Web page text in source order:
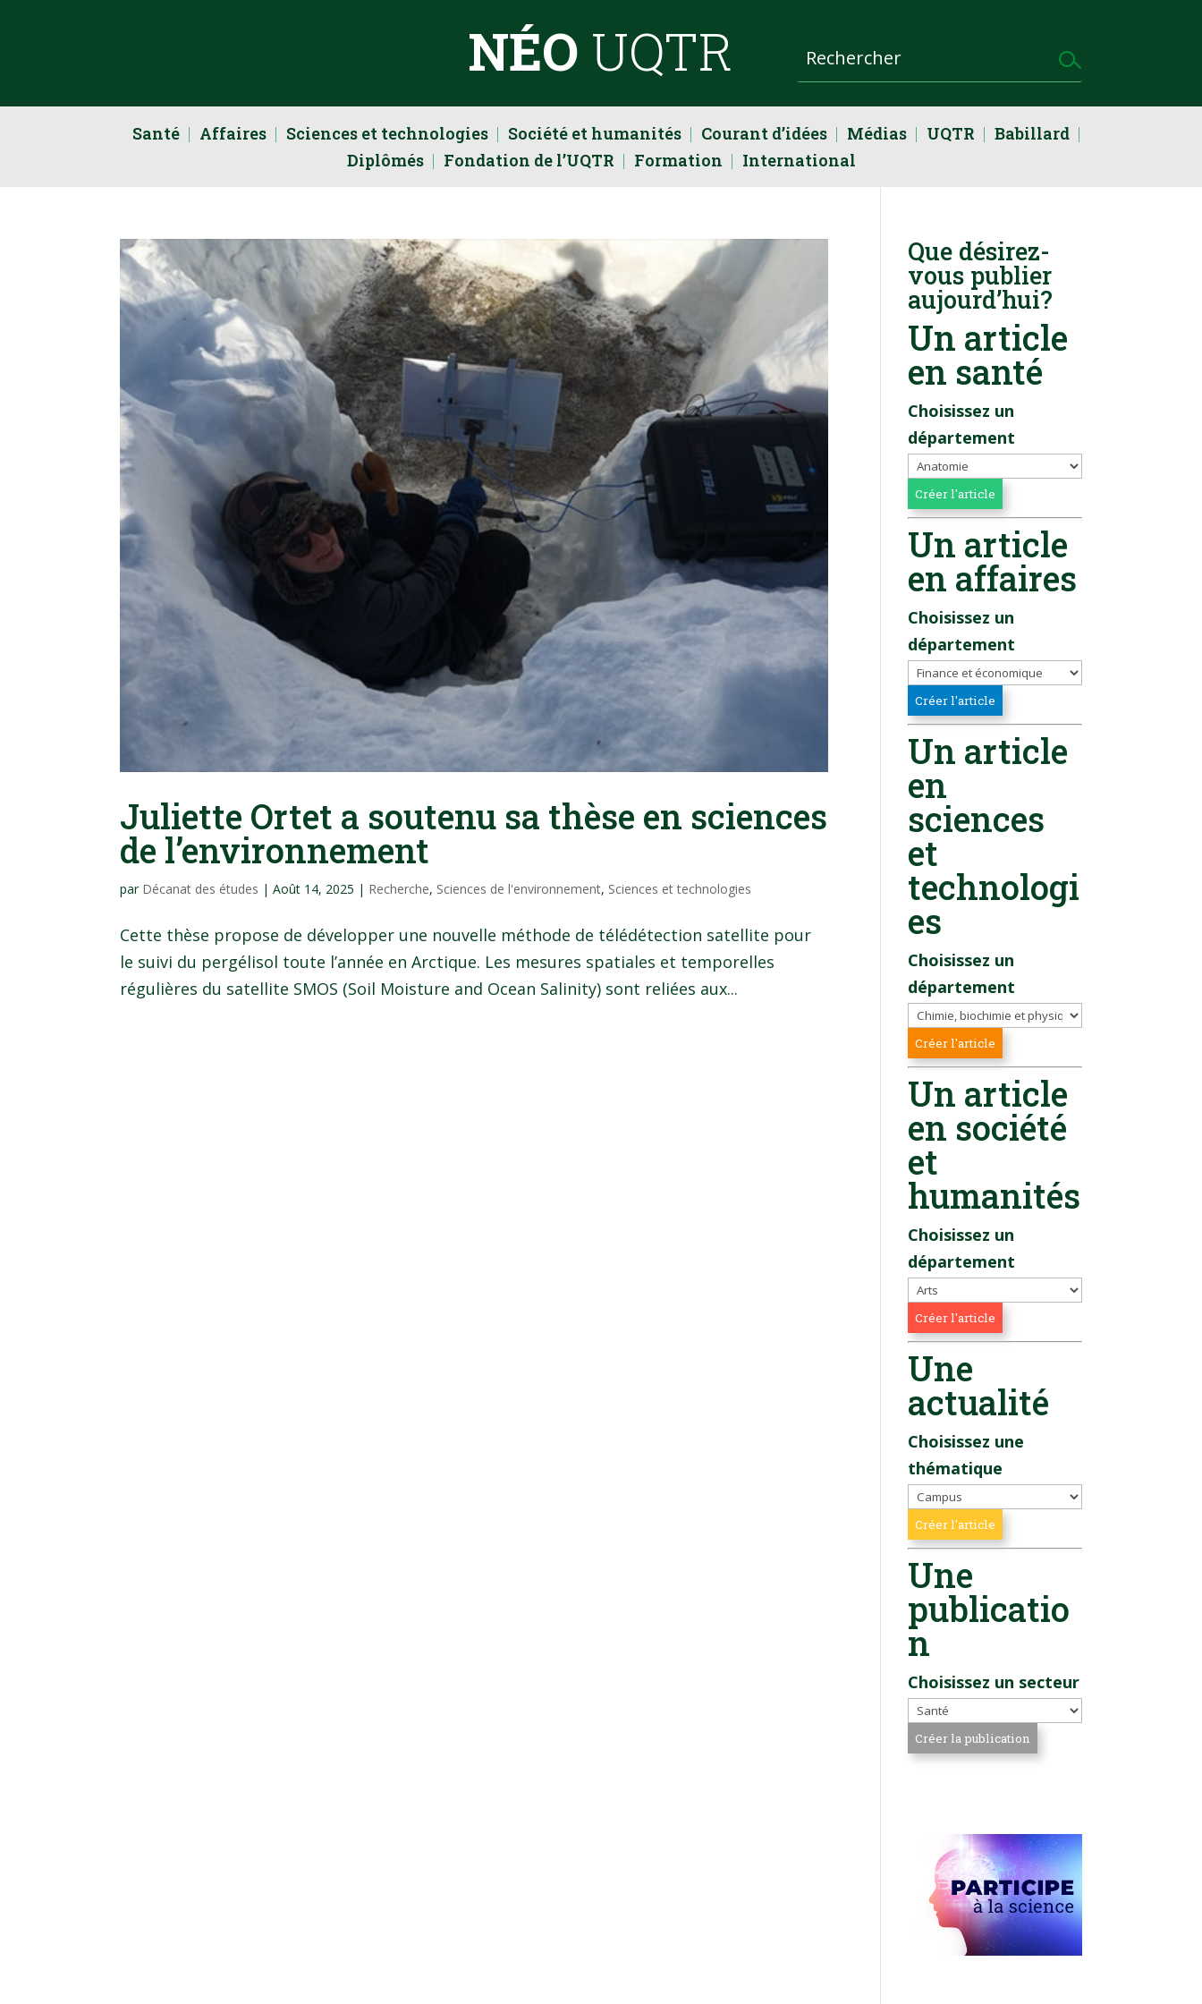
NÉO UQTR
Santé Affaires Sciences et technologies Société et humanités Courant d’idées Médias UQTR
Babillard
Diplômés
Fondation de l’UQTR Formation International
Juliette Ortet a soutenu sa thèse en sciences
de l’environnement
par Décanat des études |Août 14, 2025 | Recherche, Sciences de l'environnement, Sciences et technologies
Cette thèse propose de développer une nouvelle méthode de télédétection satellite pour
le suivi du pergélisol toute l’année en Arctique. Les mesures spatiales et temporelles
régulières du satellite SMOS (Soil Moisture and Ocean Salinity) sont reliées aux...
Que désirez-
vous publier
aujourd’hui?
Un article
en santé
Choisissez un
département
Un article
en affaires
Choisissez un
département
Un article
en
sciences
et
technologi
es
Choisissez un
département
Un article
en société
et
humanités
Choisissez un
département
Une
actualité
Choisissez une
thématique
Une
publicatio
n
Choisissez un secteur